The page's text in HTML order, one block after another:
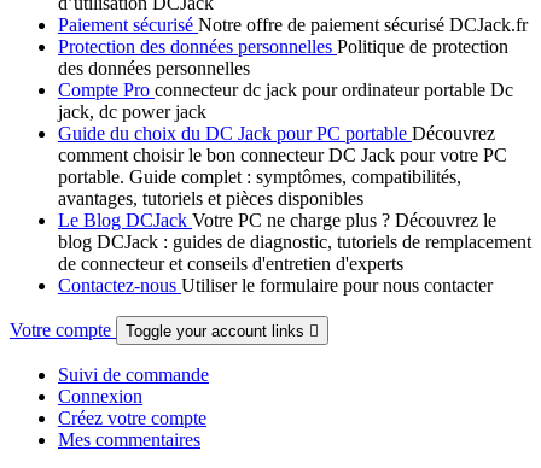
Paiement sécurisé Notre offre de paiement sécurisé DCJack.fr
Protection des données personnelles Politique de protection
des données personnelles
Compte Pro connecteur dc jack pour ordinateur portable Dc
jack, dc power jack
Guide du choix du DC Jack pour PC portable Découvrez
comment choisir le bon connecteur DC Jack pour votre PC
portable. Guide complet : symptômes, compatibilités,
avantages, tutoriels et pièces disponibles
Le Blog DCJack Votre PC ne charge plus ? Découvrez le
blog DCJack : guides de diagnostic, tutoriels de remplacement
de connecteur et conseils d'entretien d'experts
Contactez-nous Utiliser le formulaire pour nous contacter
Votre compte Toggle your account links 
Suivi de commande
Connexion
Créez votre compte
Mes commentaires